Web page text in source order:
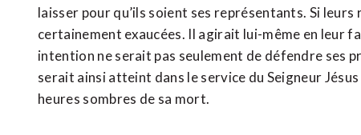
laisser pour qu’ils soient ses représentants. Si
certainement exaucées. Il agirait lui-même en leur
intention ne serait pas seulement de défendre ses
serait ainsi atteint dans le service du Seigneur
heures sombres de sa mort.